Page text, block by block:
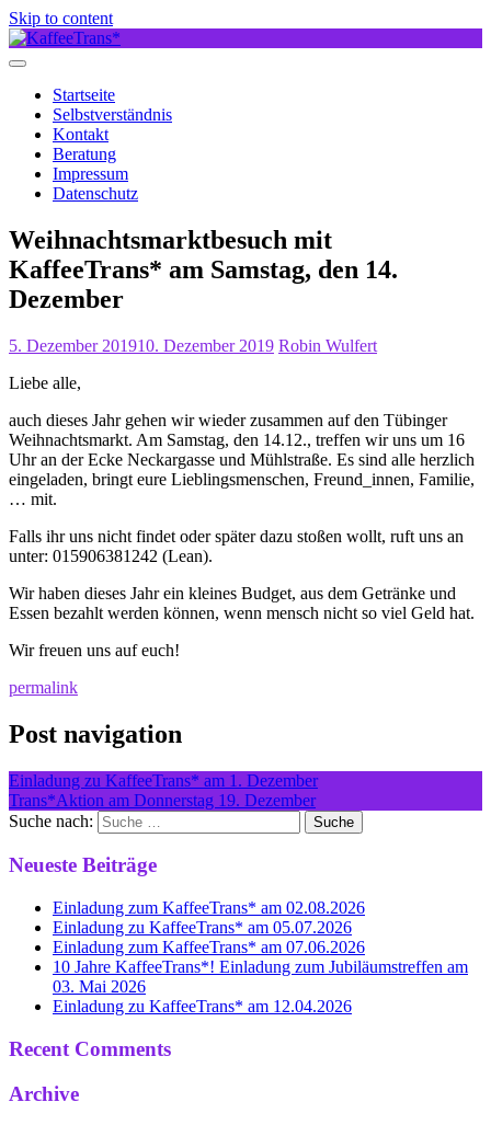
Skip to content
Startseite
Selbstverständnis
Kontakt
Beratung
Impressum
Datenschutz
Weihnachtsmarktbesuch mit
KaffeeTrans* am Samstag, den 14.
Dezember
5. Dezember 201910. Dezember 2019 Robin Wulfert
Liebe alle,
auch dieses Jahr gehen wir wieder zusammen auf den Tübinger
Weihnachtsmarkt. Am Samstag, den 14.12., treffen wir uns um 16
Uhr an der Ecke Neckargasse und Mühlstraße. Es sind alle herzlich
eingeladen, bringt eure Lieblingsmenschen, Freund_innen, Familie,
… mit.
Falls ihr uns nicht findet oder später dazu stoßen wollt, ruft uns an
unter: 015906381242 (Lean).
Wir haben dieses Jahr ein kleines Budget, aus dem Getränke und
Essen bezahlt werden können, wenn mensch nicht so viel Geld hat.
Wir freuen uns auf euch!
permalink
Post navigation
Einladung zu KaffeeTrans* am 1. Dezember
Trans*Aktion am Donnerstag 19. Dezember
Suche nach:
Neueste Beiträge
Einladung zum KaffeeTrans* am 02.08.2026
Einladung zu KaffeeTrans* am 05.07.2026
Einladung zum KaffeeTrans* am 07.06.2026
10 Jahre KaffeeTrans*! Einladung zum Jubiläumstreffen am
03. Mai 2026
Einladung zu KaffeeTrans* am 12.04.2026
Recent Comments
Archive